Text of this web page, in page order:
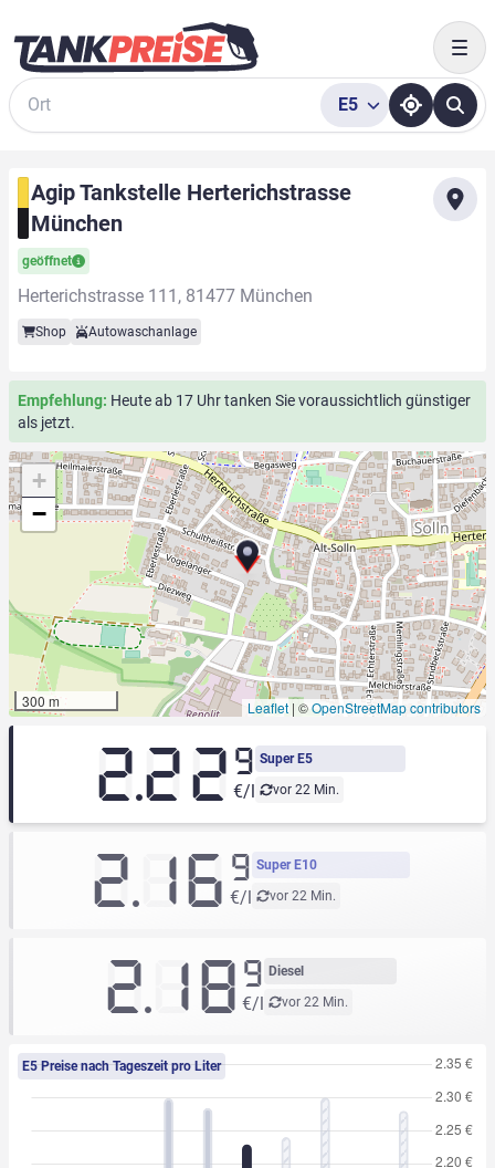
Suche
E5
Agip Tankstelle Herterichstrasse
München
geöffnet
Herterichstrasse 111, 81477 München
Shop Autowaschanlage
Empfehlung: Heute ab 17 Uhr tanken Sie voraussichtlich günstiger
als jetzt.
+
−
300 m Leaflet | ©OpenStreetMap contributors
Super E5
vor 22 Min.
2.229
€/l
Super E10
vor 22 Min.
2.16 9
€/l
Diesel
vor 22 Min.
2.189
€/l
E5 Preise nach Tageszeit pro Liter